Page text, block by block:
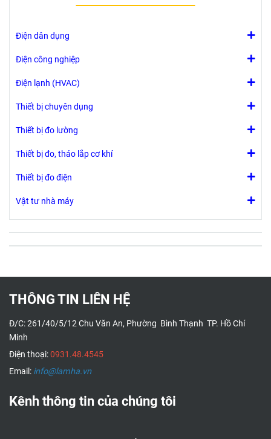
Điện dân dụng
Điện công nghiệp
Điện lạnh (HVAC)
Thiết bị chuyên dụng
Thiết bị đo lường
Thiết bị đo, tháo lắp cơ khí
Thiết bị đo điện
Vật tư nhà máy
THÔNG TIN LIÊN HỆ
Đ/C: 261/40/5/12 Chu Văn An, Phường Bình Thạnh TP. Hồ Chí
Minh
Điện thoại:0931.48.4545
Email: info@lamha.vn
Kênh thông tin của chúng tôi